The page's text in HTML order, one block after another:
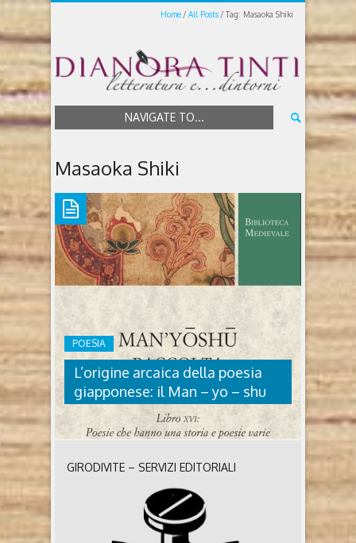
Home All Posts Tag: Masaoka Shiki
NAVIGATE TO...
Masaoka Shiki
POESIA
L’origine arcaica della poesia
giapponese: il Man – yo – shu
L’ORIGINE ARCAICA DELLA
POESIA GIAPPONESE: IL MAN –
GIRODIVITE – SERVIZI EDITORIALI